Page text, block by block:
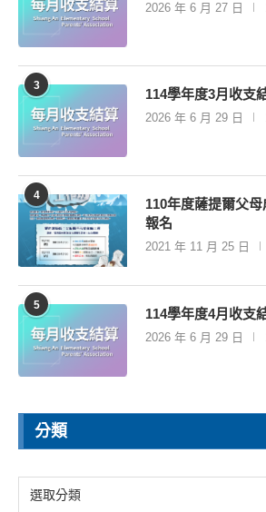
2026 年 6 月 27 日
3
114學年度3月收支
2026 年 6 月 29 日
4
110年度薩提爾父
報名
2021 年 11 月 25 日
5
114學年度4月收支
2026 年 6 月 29 日
分類